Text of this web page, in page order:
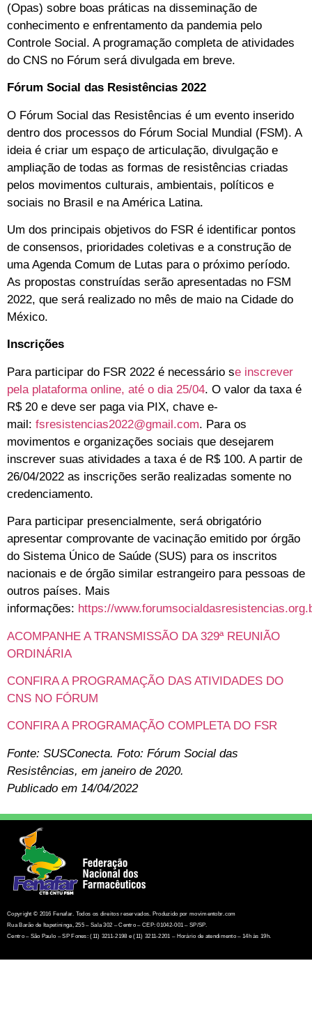
(Opas) sobre boas práticas na disseminação de
conhecimento e enfrentamento da pandemia pelo
Controle Social. A programação completa de atividades
do CNS no Fórum será divulgada em breve.
Fórum Social das Resistências 2022
O Fórum Social das Resistências é um evento inserido
dentro dos processos do Fórum Social Mundial (FSM). A
ideia é criar um espaço de articulação, divulgação e
ampliação de todas as formas de resistências criadas
pelos movimentos culturais, ambientais, políticos e
sociais no Brasil e na América Latina.
Um dos principais objetivos do FSR é identificar pontos
de consensos, prioridades coletivas e a construção de
uma Agenda Comum de Lutas para o próximo período.
As propostas construídas serão apresentadas no FSM
2022, que será realizado no mês de maio na Cidade do
México.
Inscrições
Para participar do FSR 2022 é necessário se inscrever
pela plataforma online, até o dia 25/04. O valor da taxa é
R$ 20 e deve ser paga via PIX, chave e-
mail: fsresistencias2022@gmail.com. Para os
movimentos e organizações sociais que desejarem
inscrever suas atividades a taxa é de R$ 100. A partir de
26/04/2022 as inscrições serão realizadas somente no
credenciamento.
Para participar presencialmente, será obrigatório
apresentar comprovante de vacinação emitido por órgão
do Sistema Único de Saúde (SUS) para os inscritos
nacionais e de órgão similar estrangeiro para pessoas de
outros países. Mais
informações: https://
ACOMPANHE A TRANSMISSÃO DA 329ª REUNIÃO
ORDINÁRIA
CONFIRA A PROGRAMAÇÃO DAS ATIVIDADES DO
CNS NO FÓRUM
CONFIRA A PROGRAMAÇÃO COMPLETA DO FSR
Fonte: SUSConecta. Foto: Fórum Social das
Resistências, em janeiro de 2020.
Publicado em 14/04/2022
Copyright © 2016 Fenafar. Todos os direitos reservados. Produzido por movimentobr.com
Rua Barão de Itapetininga, 255 – Sala 302 – Centro – CEP: 01042-001 – SP/SP.
Centro – São Paulo – SP Fones: (11) 3211-2198 e (11) 3211-2201 – Horário de atendimento – 14h às 19h.